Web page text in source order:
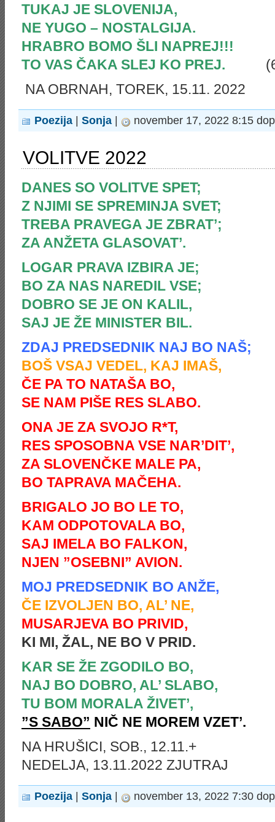
TUKAJ JE SLOVENIJA,
NE YUGO – NOSTALGIJA.
HRABRO BOMO ŠLI NAPREJ!!!
TO VAS ČAKA SLEJ KO PREJ.
NA OBRNAH, TOREK, 15.11. 2022
Poezija Sonja november 17, 2022 8:15
VOLITVE 2022
DANES SO VOLITVE SPET;
Z NJIMI SE SPREMINJA SVET;
TREBA PRAVEGA JE ZBRAT’;
ZA ANŽETA GLASOVAT’.
LOGAR PRAVA IZBIRA JE;
BO ZA NAS NAREDIL VSE;
DOBRO SE JE ON KALIL,
SAJ JE ŽE MINISTER BIL.
ZDAJ PREDSEDNIK NAJ BO NAŠ;
BOŠ VSAJ VEDEL, KAJ IMAŠ,
ČE PA TO NATAŠA BO,
SE NAM PIŠE RES SLABO.
ONA JE ZA SVOJO R*T,
RES SPOSOBNA VSE NAR’DIT’,
ZA SLOVENČKE MALE PA,
BO TAPRAVA MAČEHA.
BRIGALO JO BO LE TO,
KAM ODPOTOVALA BO,
SAJ IMELA BO FALKON,
NJEN ”OSEBNI” AVION.
MOJ PREDSEDNIK BO ANŽE,
ČE IZVOLJEN BO, AL’ NE,
MUSARJEVA BO PRIVID,
KI MI, ŽAL, NE BO V PRID.
KAR SE ŽE ZGODILO BO,
NAJ BO DOBRO, AL’ SLABO,
TU BOM MORALA ŽIVET’,
”S SABO” NIČ NE MOREM VZET’.
NA HRUŠICI, SOB., 12.11.+
NEDELJA, 13.11.2022 ZJUTRAJ
Poezija Sonja november 13, 2022 7:30